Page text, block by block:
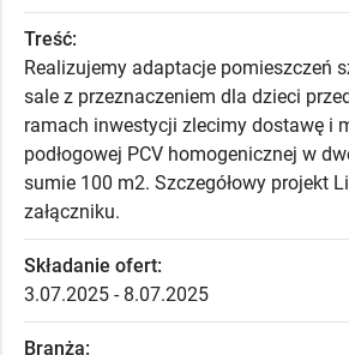
Treść:
Realizujemy adaptacje pomieszczeń
sale z przeznaczeniem dla dzieci
ramach inwestycji zlecimy dostawę i
podłogowej PCV homogenicznej w
sumie 100 m2. Szczegółowy projekt
załączniku.
Składanie ofert:
3.07.2025 - 8.07.2025
Branża: